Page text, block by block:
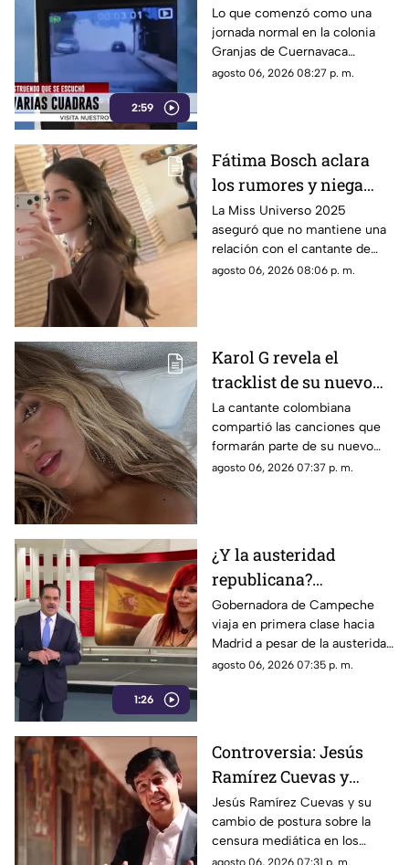
2:59
colonia Las Granjas
Lo que comenzó como una
jornada normal en la colonia
Granjas de Cuernavaca
terminó en una movilización
agosto 06, 2026 08:27 p. m.
Fátima Bosch aclara
los rumores y niega
tener un romance con
Natanael Cano
La Miss Universo 2025
aseguró que no mantiene una
relación con el cantante de
corridos tumbados.
agosto 06, 2026 08:06 p. m.
Karol G revela el
tracklist de su nuevo
álbum antes de su
lanzamiento; esta es la
lista completa
La cantante colombiana
compartió las canciones que
formarán parte de su nuevo
material de estudio,
agosto 06, 2026 07:37 p. m.
1:26
¿Y la austeridad
republicana?
Gobernadora Layda
Sansores viaja en
primera clase hacia
Madrid
Gobernadora de Campeche
viaja en primera clase hacia
Madrid a pesar de la austeridad
republicana.
agosto 06, 2026 07:35 p. m.
Controversia: Jesús
Ramírez Cuevas y
Censura a los Medios
de Comunicación
Jesús Ramírez Cuevas y su
cambio de postura sobre la
censura mediática en los
medios de comunicación.
agosto 06, 2026 07:31 p. m.